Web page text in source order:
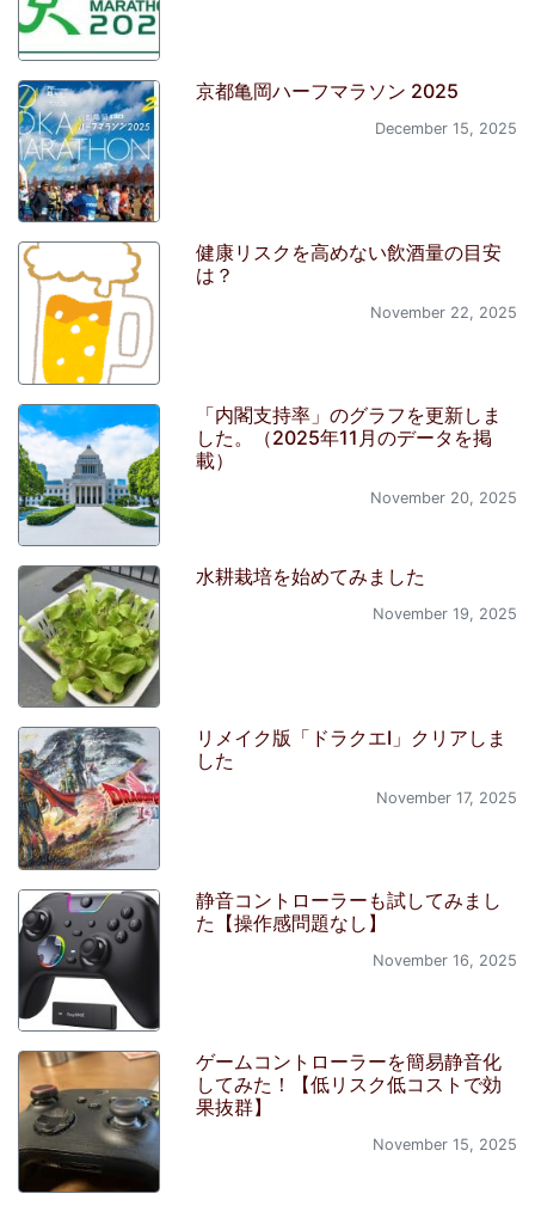
京都亀岡ハーフマラソン 2025
December 15, 2025
健康リスクを高めない飲酒量の目安
は？
November 22, 2025
「内閣支持率」のグラフを更新しま
した。（2025年11月のデータを掲
載）
November 20, 2025
水耕栽培を始めてみました
November 19, 2025
リメイク版「ドラクエI」クリアしま
した
November 17, 2025
静音コントローラーも試してみまし
た【操作感問題なし】
November 16, 2025
ゲームコントローラーを簡易静音化
してみた！【低リスク低コストで効
果抜群】
November 15, 2025